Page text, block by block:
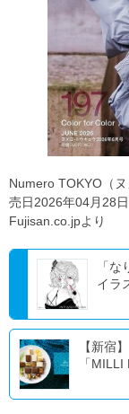
Numero TOKYO（
売日2026年04月28
Fujisan.co.jpより
「
イラ
【新宿
「